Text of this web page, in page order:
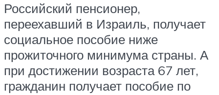
Российский пенсионер,
переехавший в Израиль, получает
социальное пособие ниже
прожиточного минимума страны. А
при достижении возраста 67 лет,
гражданин получает пособие по